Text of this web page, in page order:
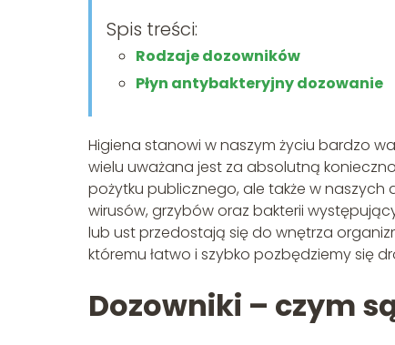
Spis treści:
Rodzaje dozowników
Płyn antybakteryjny dozowanie
Higiena stanowi w naszym życiu bardzo
wielu uważana jest za absolutną
pożytku publicznego, ale także w
wirusów, grzybów oraz bakterii
lub ust przedostają się do wnętrza
któremu łatwo i szybko pozbędziemy się
Dozowniki – czym